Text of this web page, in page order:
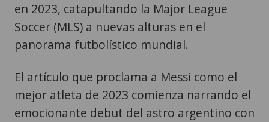
en 2023, catapultando la Major League
Soccer (MLS) a nuevas alturas en el
panorama futbolístico mundial.
El artículo que proclama a Messi como el
mejor atleta de 2023 comienza narrando el
emocionante debut del astro argentino con